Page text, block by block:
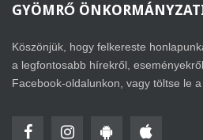
GYÖMRŐ
Köszönjük, hogy felkereste
a legfontosabb hírekről,
Facebook-oldalunkon, vagy töltse le